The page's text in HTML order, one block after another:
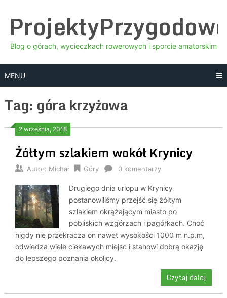
content
Blog o górach, wycieczkach rowerowych i sporcie amatorskim
MENU
Tag: góra krzyżowa
2 września, 2018
Żółtym szlakiem wokół Krynicy
Autor: Michał Góry 0 komentarzy
Drugiego dnia urlopu w Krynicy
postanowiliśmy przejść się żółtym
szlakiem okrążającym miasto po
pobliskich wzgórzach i pagórkach. Choć
nigdy nie przekracza on nawet wysokości 1000 m n.p.m,
odwiedza wiele ciekawych miejsc i stanowi dobrą okazję
do lepszego poznania okolicy.
Czytaj dalej